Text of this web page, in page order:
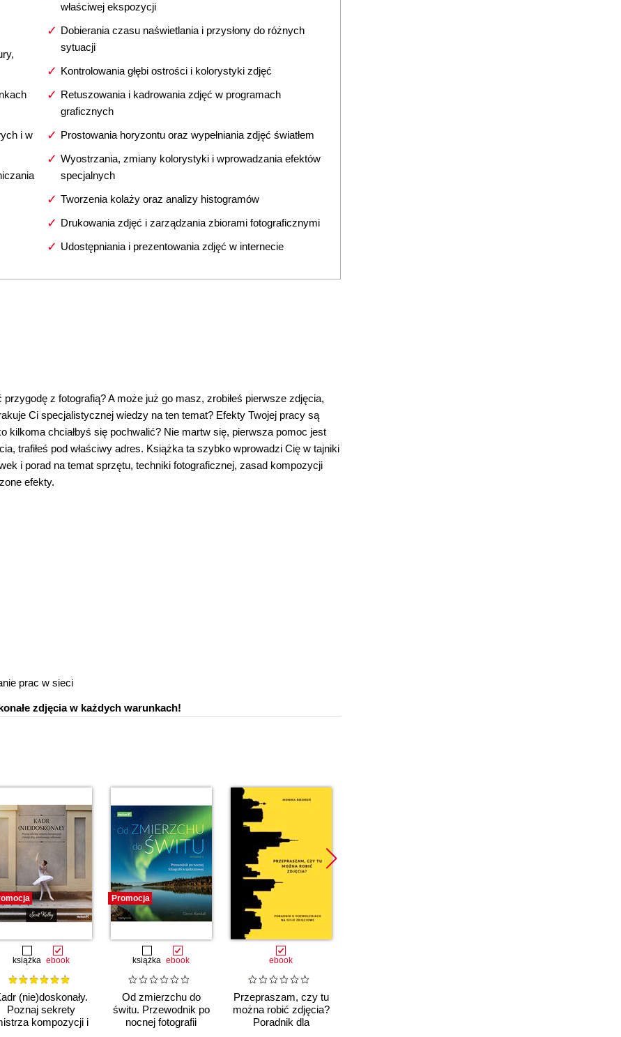
i w
właściwej ekspozycji
Dobierania czasu naświetlania i przysłony do różnych
sytuacji
Kontrolowania głębi ostrości i kolorystyki zdjęć
Retuszowania i kadrowania zdjęć w programach
graficznych
Prostowania horyzontu oraz wypełniania zdjęć światłem
Wyostrzania, zmiany kolorystyki i wprowadzania efektów
specjalnych
Tworzenia kolaży oraz analizy histogramów
Drukowania zdjęć i zarządzania zbiorami fotograficznymi
Udostępniania i prezentowania zdjęć w internecie
z fotografią? A może już go masz, zrobiłeś pierwsze zdjęcia,
Ci specjalistycznej wiedzy na ten temat? Efekty Twojej pracy są
kilkoma chciałbyś się pochwalić? Nie martw się, pierwsza pomoc jest
trafiłeś pod właściwy adres. Książka ta szybko wprowadzi Cię w tajniki
i porad na temat sprzętu, techniki fotograficznej, zasad kompozycji
efekty.
prac w sieci
zdjęcia w każdych warunkach!
książka ebook
(nie)doskonały.
Poznaj sekrety
kompozycji i
Promocja
książka ebook
Od zmierzchu do
świtu. Przewodnik po
nocnej fotografii
ebook
Przepraszam, czy tu
można robić zdjęcia?
Poradnik dla